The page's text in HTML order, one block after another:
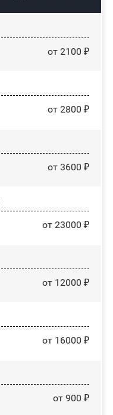
от 2100 ₽
от 2800 ₽
от 3600 ₽
от 23000 ₽
от 12000 ₽
от 16000 ₽
от 900 ₽